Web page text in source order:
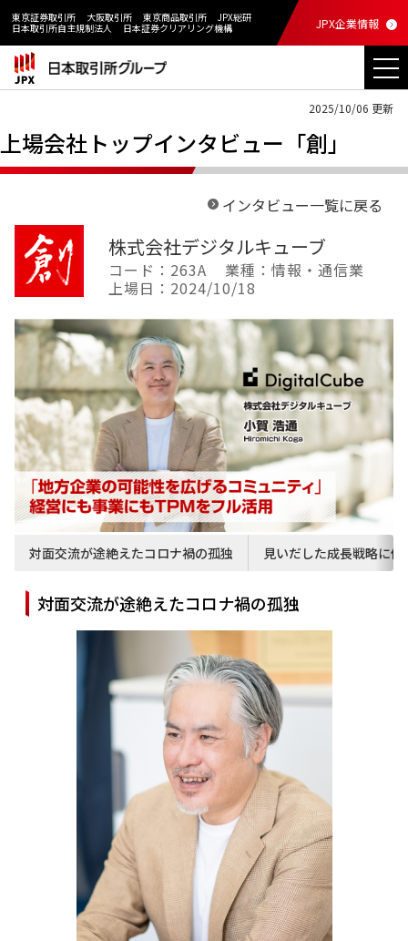
東京証券取引所 大阪取引所 東京商品取引所
JPX総研
日本取引所自主規制法人
日本証券クリアリング機構 JPX企業情報
2025/10/06 更新
上場会社トップインタビュー「創」
インタビュー一覧に戻る
株式会社デジタルキューブ
コード：263A
業種：情報・通信業
上場日：2024/10/18
対面交流が途絶えたコロナ禍の孤独 見いだした成長戦略に
対面交流が途絶えたコロナ禍の孤独